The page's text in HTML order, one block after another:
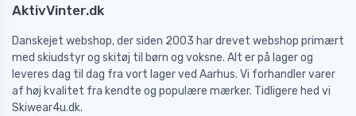
AktivVinter.dk
Danskejet webshop, der siden 2003 har drevet webshop primært
med skiudstyr og skitøj til børn og voksne. Alt er på lager og
leveres dag til dag fra vort lager ved Aarhus. Vi forhandler varer
af høj kvalitet fra kendte og populære mærker. Tidligere hed vi
Skiwear4u.dk.